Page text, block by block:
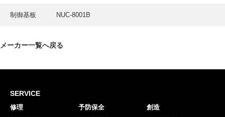
INTERVIEW
GREEN CHALLENGE
環境への取り組み
制御基板 NUC-8001B
メーカー一覧へ戻る
SERVICE
修理 予防保全 創造